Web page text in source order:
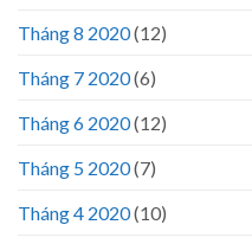
Tháng 8 2020(12)
Tháng 7 2020(6)
Tháng 6 2020(12)
Tháng 5 2020(7)
Tháng 4 2020(10)